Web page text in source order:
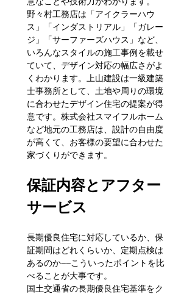
野々村工務店は「アイクラーハウ
ス」「インダストリアル」「ガレー
ジ」「サーファーズハウス」など、
いろんなスタイルの施工事例を載せ
ていて、デザイン対応の幅広さがよ
くわかります。上山建設は一級建築
士事務所として、土地や周りの環境
に合わせたデザイン住宅の提案が得
意です。株式会社スマイフルホーム
など地元の工務店は、設計の自由度
が高くて、お客様の要望に合わせた
家づくりができます。
保証内容とアフター
サービス
長期優良住宅に対応しているか、保
証期間はどれくらいか、定期点検は
あるのか――こういったポイントを比
べることが大事です。
国土交通省の長期優良住宅基準をク